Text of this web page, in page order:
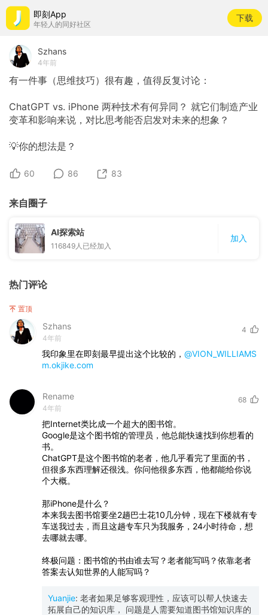
即刻App
年轻人的同好社区
下载
Szhans
4年前
有一件事（思维技巧）很有趣，值得反复讨论：
ChatGPT vs. iPhone 两种技术有何异同？ 就它们制造产业
变革和影响来说，对比思考能否启发对未来的想象？
💡你的想法是？
60 86 83
来自圈子
AI探索站
116849 人已经加入
加入
热门评论
置顶
Szhans
4年前
4
我印象里在即刻最早提出这个比较的， @VION_WILLIAMS
m.okjike.com
Rename
4年前
68
把Internet类比成一个超大的图书馆。
Google是这个图书馆的管理员，他总能快速找到你想看的
书。
ChatGPT是这个图书馆的老者，他几乎看完了里面的书，
但很多东西理解还很浅。你问他很多东西，他都能给你说
个大概。
那iPhone是什么？
本来我去图书馆要坐2趟巴士花10几分钟，现在下楼就有专
车送我过去，而且这趟专车只为我服务，24小时待命，想
去哪就去哪。
终极问题：图书馆的书由谁去写？老者能写吗？依靠老者
答案去认知世界的人能写吗？
Yuanjie: 老者如果足够客观理性，应该可以帮人快速去
拓展自己的知识库， 问题是人需要知道图书馆知识库的